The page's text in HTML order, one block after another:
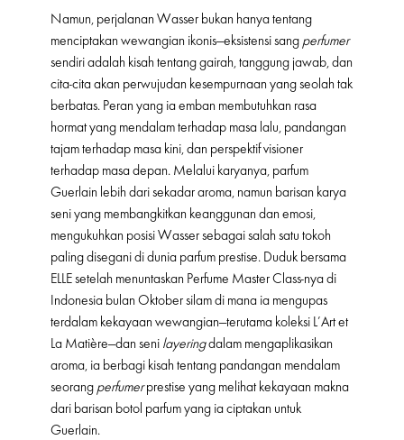
Namun, perjalanan Wasser bukan hanya tentang
menciptakan wewangian ikonis—eksistensi sang perfumer
sendiri adalah kisah tentang gairah, tanggung jawab, dan
cita-cita akan perwujudan kesempurnaan yang seolah tak
berbatas. Peran yang ia emban membutuhkan rasa
hormat yang mendalam terhadap masa lalu, pandangan
tajam terhadap masa kini, dan perspektif visioner
terhadap masa depan. Melalui karyanya, parfum
Guerlain lebih dari sekadar aroma, namun barisan karya
seni yang membangkitkan keanggunan dan emosi,
mengukuhkan posisi Wasser sebagai salah satu tokoh
paling disegani di dunia parfum prestise. Duduk bersama
ELLE setelah menuntaskan Perfume Master Class-nya di
Indonesia bulan Oktober silam di mana ia mengupas
terdalam kekayaan wewangian—terutama koleksi L’Art et
La Matière—dan seni layeringdalam mengaplikasikan
aroma, ia berbagi kisah tentang pandangan mendalam
seorang perfumerprestise yang melihat kekayaan makna
dari barisan botol parfum yang ia ciptakan untuk
Guerlain.